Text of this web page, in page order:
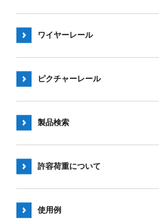
ワイヤーレール
ピクチャーレール
製品検索
許容荷重について
使用例